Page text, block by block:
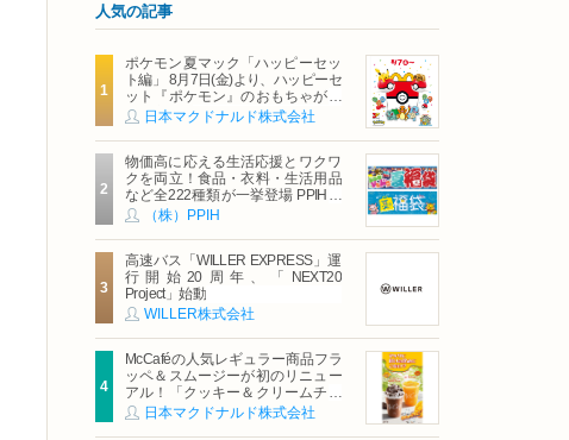
人気の記事
ポケモン夏マック「ハッピーセッ
ト編」 8月7日(金)より、ハッピーセ
ット『ポケモン』のおもちゃが期
間限定登場
日本マクドナルド株式会社
物価高に応える生活応援とワクワ
クを両立！食品・衣料・生活用品
など全222種類が一挙登場 PPIHグ
ループ「夏福袋」＆セール 8月6日
(木)より順次スタート
（株）PPIH
高速バス「WILLER EXPRESS」運
行開始20周年、「NEXT20
Project」始動
WILLER株式会社
McCaféの人気レギュラー商品フラ
ッペ＆スムージーが初のリニュー
アル！「クッキー＆クリームチョ
コフラッペ」「マンゴースムージ
ー」8月5日（水）から販売開始
日本マクドナルド株式会社